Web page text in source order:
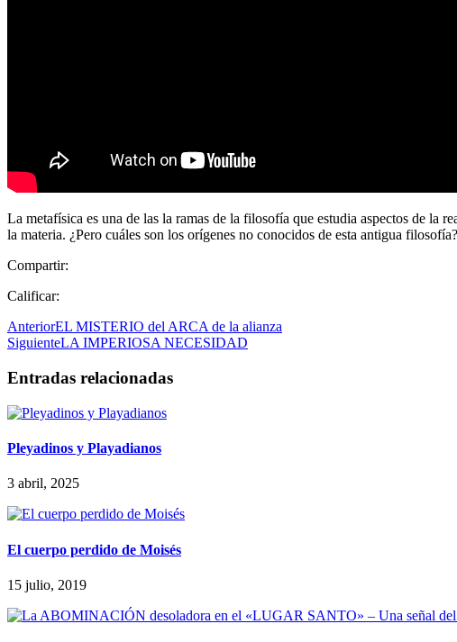
La metafísica es una de las la ramas de la filosofía que estudia aspectos de la
la materia. ¿Pero cuáles son los orígenes no conocidos de esta antigua
Compartir:
Calificar:
AnteriorEL MISTERIO del ARCA de la alianza
SiguienteLA IMPERIOSA NECESIDAD
Entradas relacionadas
Pleyadinos y Playadianos
3 abril, 2025
El cuerpo perdido de Moisés
15 julio, 2019